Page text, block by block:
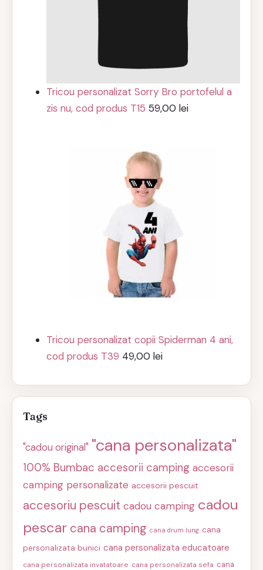
Tricou personalizat Sorry Bro portofelul a
zis nu, cod produs T15 59,00lei
Tricou personalizat copii Spiderman 4 ani,
cod produs T39 49,00lei
Tags
"cadou original" "cana personalizata"
100% Bumbac accesorii camping accesorii
camping personalizate accesorii pescuit
accesoriu pescuit cadou camping cadou
pescar cana camping cana drum lung cana
personalizata bunici cana personalizata educatoare
cana personalizata invatatoare cana personalizata sefa cana